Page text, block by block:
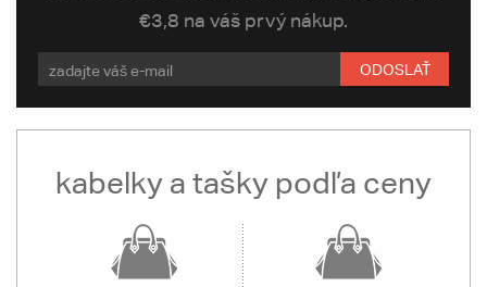
€3,8 na váš prvý nákup.
ODOSLAŤ
kabelky a tašky podľa ceny